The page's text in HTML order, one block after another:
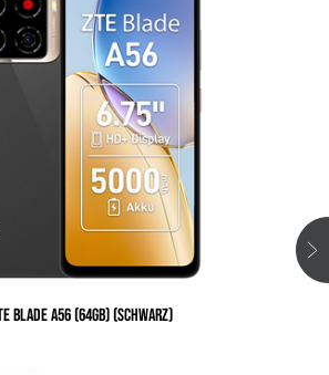
BLADE A56 (64GB) (SCHWARZ)